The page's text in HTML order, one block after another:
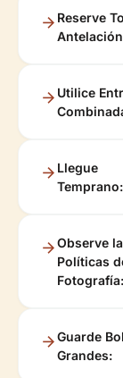
Reserve
Utilice
Llegue
Temprano:
Observe
Políticas
Fotografía:
Guarde
Grandes: